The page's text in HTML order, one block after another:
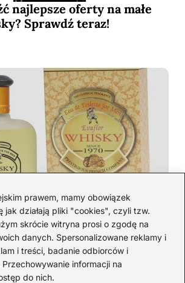
prawem, mamy obowiązek
jak działają pliki "cookies", czyli tzw.
skrócie witryna prosi o zgodę na
danych. Spersonalizowane reklamy i
i treści, badanie odbiorców i
Przechowywanie informacji na
do nich.
najlepsze oferty na małe
Sprawdź teraz!
100ml? Oto
oferty i sklepy, które